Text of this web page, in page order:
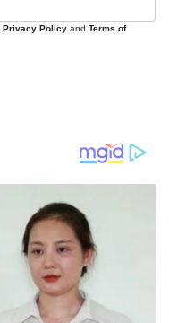
Privacy Policy and Terms of